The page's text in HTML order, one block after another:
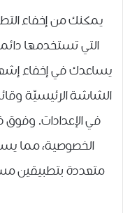
يمكنك من إخفاء
التي تستخدمها
يساعدك في إخفاء
الشاشة الرئيسيّة
في الإعدادات.
الخصوصية، مما
متعددة بتطبيقين